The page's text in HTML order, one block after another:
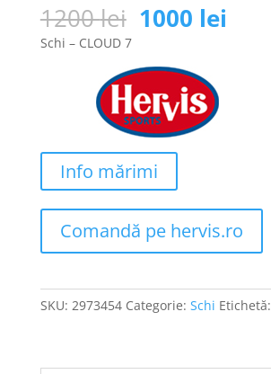
1200lei Prețul
inițial
a
fost:
1200 lei.
1000 lei
Schi – CLOUD 7
Info mărimi
Comandă pe hervis.ro
SKU: 2973454 Categorie: Schi Etichetă: